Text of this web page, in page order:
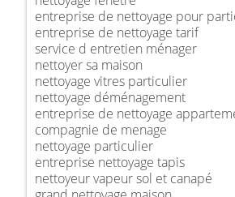
entreprise de nettoyage pour
entreprise de nettoyage tarif
service d entretien ménager
nettoyer sa maison
nettoyage vitres particulier
nettoyage déménagement
entreprise de nettoyage
compagnie de menage
nettoyage particulier
entreprise nettoyage tapis
nettoyeur vapeur sol et canapé